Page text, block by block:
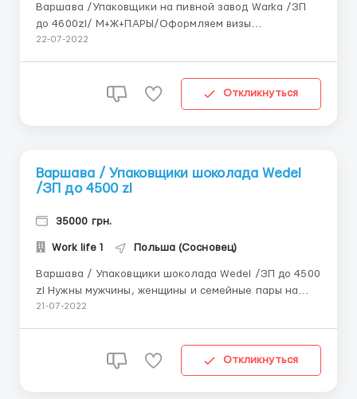
Варшава /Упаковщики на пивной завод Warka /ЗП
до 4600zl/ М+Ж+ПАРЫ/Оформляем визы
+официальное трудоустройство ( умова о праце)
Warka в Варшаве является старейшим
пивоваренным заводом в П...
22-07-2022
Откликнуться
Варшава / Упаковщики шоколада Wedel
/ЗП до 4500 zl
35000 грн.
Work life 1 Польша (Сосновец)
Варшава / Упаковщики шоколада Wedel /ЗП до 4500
zl Нужны мужчины, женщины и семейные пары на
фабрику E.Wedel. Lotte Wedel Sp.z o.o. является
зарабатывать. Трудоустройство по визам.
Оформляем визы в короткие срок...
21-07-2022
Откликнуться